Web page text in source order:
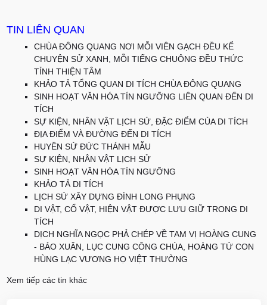
TIN LIÊN QUAN
CHÙA ĐÔNG QUANG NƠI MỖI VIÊN GẠCH ĐỀU KỂ
CHUYỆN SỬ XANH, MỖI TIẾNG CHUÔNG ĐỀU THỨC
TỈNH THIỆN TÂM
KHẢO TẢ TỔNG QUAN DI TÍCH CHÙA ĐÔNG QUANG
SINH HOẠT VĂN HÓA TÍN NGƯỠNG LIÊN QUAN ĐẾN DI
TÍCH
SỰ KIỆN, NHÂN VẬT LỊCH SỬ, ĐẶC ĐIỂM CỦA DI TÍCH
ĐỊA ĐIỂM VÀ ĐƯỜNG ĐẾN DI TÍCH
HUYỀN SỬ ĐỨC THÁNH MẪU
SỰ KIỆN, NHÂN VẬT LỊCH SỬ
SINH HOẠT VĂN HÓA TÍN NGƯỠNG
KHẢO TẢ DI TÍCH
LỊCH SỬ XÂY DỰNG ĐÌNH LONG PHỤNG
DI VẬT, CỔ VẬT, HIỆN VẬT ĐƯỢC LƯU GIỮ TRONG DI
TÍCH
DỊCH NGHĨA NGỌC PHẢ CHÉP VỀ TAM VỊ HOÀNG CUNG
- BẢO XUÂN, LỤC CUNG CÔNG CHÚA, HOÀNG TỬ CON
HÙNG LẠC VƯƠNG HỌ VIỆT THƯỜNG
Xem tiếp các tin khác